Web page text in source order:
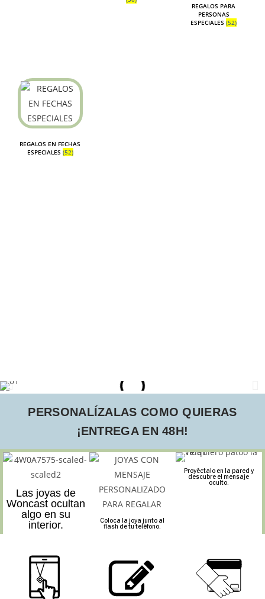
REGALOS PARA
PERSONAS
ESPECIALES(52)
REGALOS EN FECHAS
ESPECIALES (52)
PERSONALÍZALAS COMO QUIERAS
¡ENTREGA EN 48H!
Las joyas de
Woncast ocultan
algo en su
interior.
Coloca la joya junto al
flash de tu teléfono.
Proyéctalo en la pared y
descubre el mensaje
oculto.